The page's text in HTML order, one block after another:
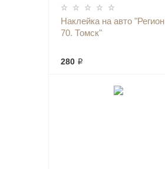
Наклейка на авто "Регион
70. Томск"
280 ₽